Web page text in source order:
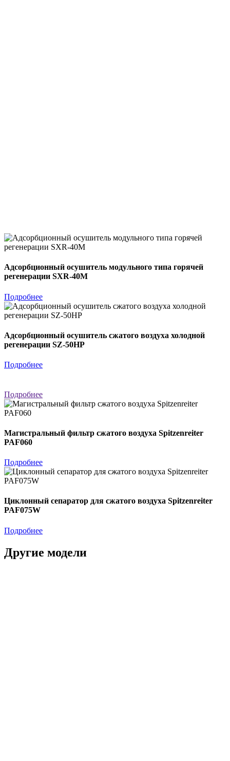
Адсорбционный осушитель модульного типа горячей
регенерации SXR-40M
Подробнее
Адсорбционный осушитель сжатого воздуха холодной
регенерации SZ-50HP
Подробнее
Подробнее
Магистральный фильтр сжатого воздуха Spitzenreiter
PAF060
Подробнее
Циклонный сепаратор для сжатого воздуха Spitzenreiter
PAF075W
Подробнее
Другие модели